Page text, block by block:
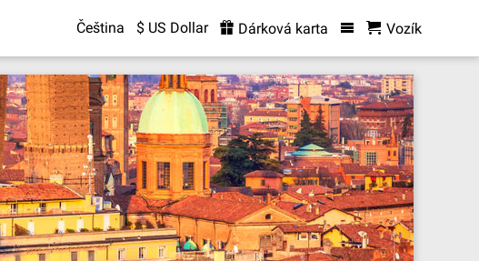
Čeština $ US Dollar Dárková karta Vozík